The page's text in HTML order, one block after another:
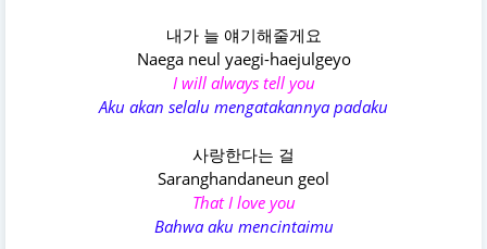
내가 늘 얘기해줄게요
Naega neul yaegi-haejulgeyo
I will always tell you
Aku akan selalu mengatakannya padaku
사랑한다는 걸
Saranghandaneun geol
That I love you
Bahwa aku mencintaimu